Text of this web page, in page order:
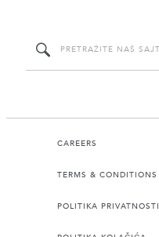
CAREERS
TERMS & CONDITIONS
POLITIKA PRIVATNOSTI